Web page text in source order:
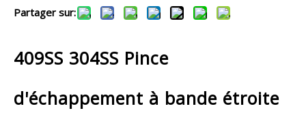
Partager sur:
409SS 304SS Pince
d'échappement à bande étroite